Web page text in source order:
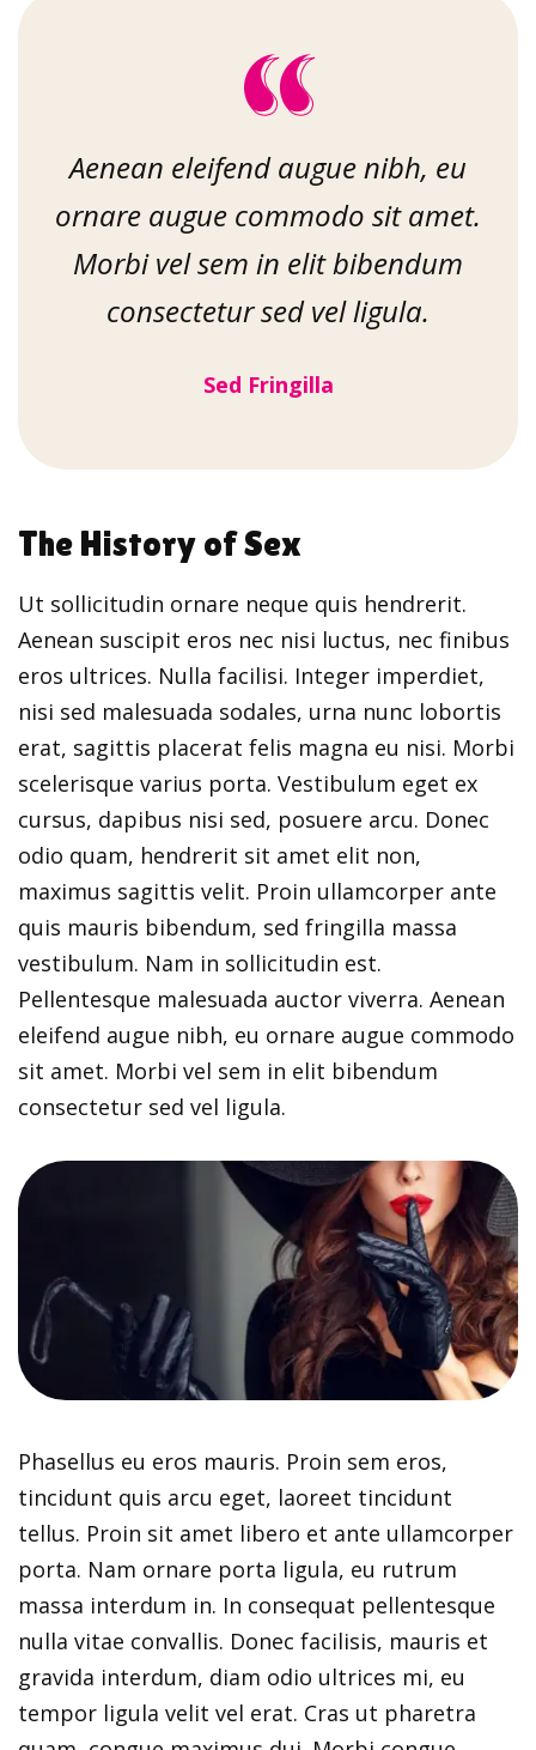
Aenean eleifend augue nibh, eu
ornare augue commodo sit amet.
Morbi vel sem in elit bibendum
consectetur sed vel ligula.
Sed Fringilla
The History of Sex
Ut sollicitudin ornare neque quis hendrerit.
Aenean suscipit eros nec nisi luctus, nec finibus
eros ultrices. Nulla facilisi. Integer imperdiet,
nisi sed malesuada sodales, urna nunc lobortis
erat, sagittis placerat felis magna eu nisi. Morbi
scelerisque varius porta. Vestibulum eget ex
cursus, dapibus nisi sed, posuere arcu. Donec
odio quam, hendrerit sit amet elit non,
maximus sagittis velit. Proin ullamcorper ante
quis mauris bibendum, sed fringilla massa
vestibulum. Nam in sollicitudin est.
Pellentesque malesuada auctor viverra. Aenean
eleifend augue nibh, eu ornare augue commodo
sit amet. Morbi vel sem in elit bibendum
consectetur sed vel ligula.
Phasellus eu eros mauris. Proin sem eros,
tincidunt quis arcu eget, laoreet tincidunt
tellus. Proin sit amet libero et ante ullamcorper
porta. Nam ornare porta ligula, eu rutrum
massa interdum in. In consequat pellentesque
nulla vitae convallis. Donec facilisis, mauris et
gravida interdum, diam odio ultrices mi, eu
tempor ligula velit vel erat. Cras ut pharetra